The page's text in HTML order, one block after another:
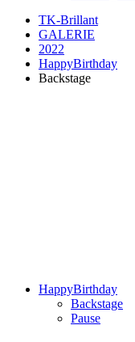
TK-Brillant
GALERIE
2022
HappyBirthday
Backstage
HappyBirthday
Backstage
Pause